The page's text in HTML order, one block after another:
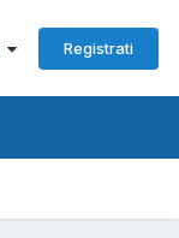
Registrati